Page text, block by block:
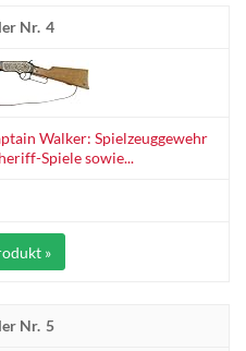
4
Walker: Spielzeuggewehr
Spiele sowie...
»
5